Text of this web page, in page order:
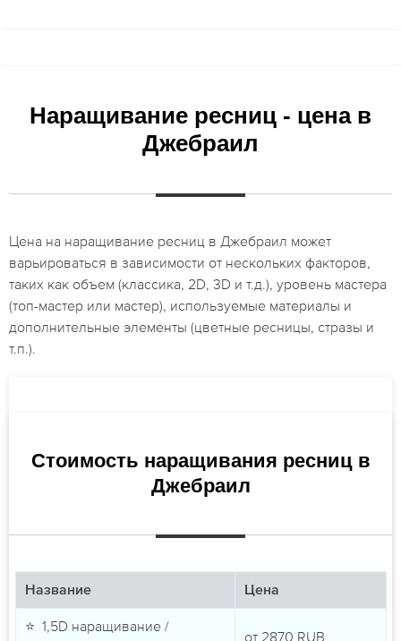
Наращивание ресниц - цена в
Джебраил
Цена на наращивание ресниц в Джебраил может
варьироваться в зависимости от нескольких факторов,
таких как объем (классика, 2D, 3D и т.д.), уровень мастера
(топ-мастер или мастер), используемые материалы и
дополнительные элементы (цветные ресницы, стразы и
т.п.).
Стоимость наращивания ресниц в
Джебраил
Название Цена
⭐ 1,5D наращивание /
от 2870 RUB